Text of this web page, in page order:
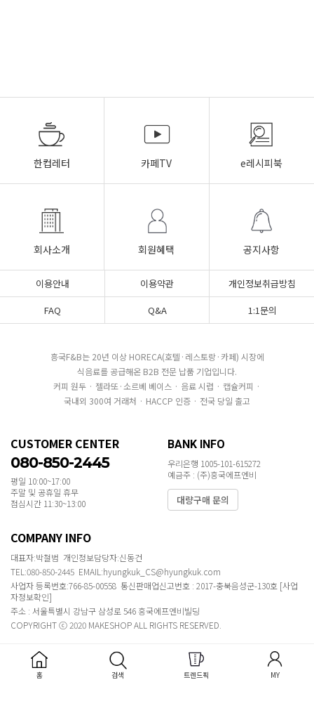
한컵레터 카페TV e레시피북
회사소개 회원혜택 공지사항
이용안내 이용약관
개인정보취급방침
FAQ
Q&A 1:1문의
흥국F&B는 20년 이상 HORECA(호텔·레스토랑·카페) 시장에
식음료를 공급해온 B2B 전문 납품 기업입니다.
커피 원두 · 젤라또·소르베 베이스 · 음료 시럽 · 캡슐커피 ·
국내외 300여 거래처 · HACCP 인증 · 전국 당일 출고
CUSTOMER CENTER
080-850-2445
평일 10:00~17:00
주말 및 공휴일 휴무
점심시간 11:30~13:00
BANK INFO
우리은행 1005-101-615272
예금주 : (주)흥국에프엔비
대량구매 문의
COMPANY INFO
대표자:박철범 개인정보담당자:신동건
TEL:080-850-2445 EMAIL:hyungkuk_CS@hyungkuk.com
사업자 등록번호:766-85-00558 통신판매업신고번호 : 2017-충북음성군-130호 [사업
자정보확인]
주소 : 서울특별시 강남구 삼성로 546 흥국에프엔비빌딩
COPYRIGHT ⓒ 2020 MAKESHOP ALL RIGHTS RESERVED.
홈 검색 트렌드픽 MY